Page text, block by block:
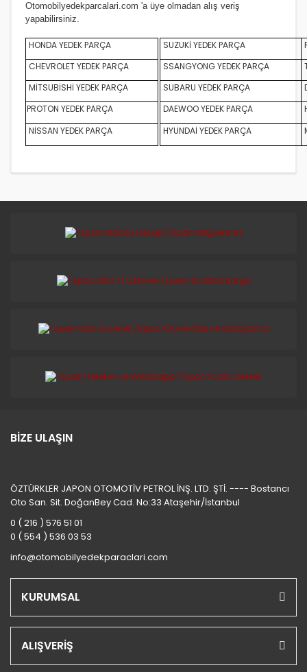
Otomobilyedekparcalari.com 'a üye olmadan alış veriş
yapabilirsiniz.
HONDA YEDEK PARÇA SUZUKİ YEDEK PARÇA
CHEVROLET YEDEK PARÇA
SSANGYONG YEDEK PARÇA
MİTSUBİSHİ YEDEK PARÇA
SUBARU YEDEK PARÇA
PROTON YEDEK PARÇA
DAEWOO YEDEK PARÇA
NİSSAN YEDEK PARÇA
HYUNDAİ YEDEK PARÇA
BİZE ULAŞIN
ÖZTÜRKLER JAPON OTOMOTİV PETROL İNŞ. LTD. ŞTİ. ---- Bostancı
Oto San. Sit. DoğanBey Cad. No:33 Ataşehir/İstanbul
0 ( 216 ) 576 51 01
0 ( 554 ) 536 03 53
info@otomobilyedekparaclari.com
KURUMSAL
ALIŞVERİŞ